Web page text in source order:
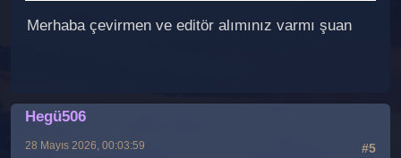
Merhaba çevirmen ve editör alımınız varmı şuan
Hegü506
#5
28 Mayıs 2026, 00:03:59